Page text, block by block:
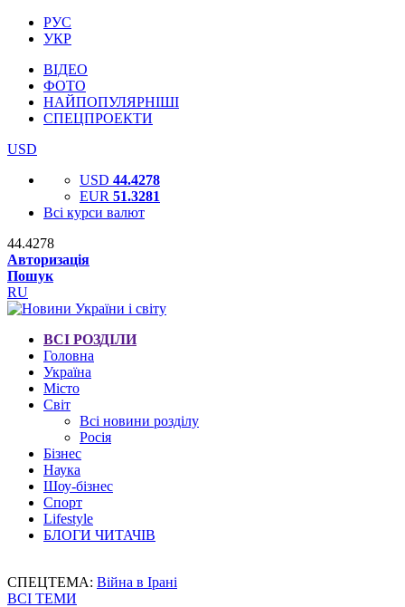
РУС
УКР
ВІДЕО
ФОТО
НАЙПОПУЛЯРНІШІ
СПЕЦПРОЕКТИ
USD
USD 44.4278
EUR 51.3281
Всі курси валют
44.4278
Авторизація
Пошук
RU
ВСІ РОЗДІЛИ
Головна
Україна
Місто
Світ
Всі новини розділу
Росія
Бізнес
Наука
Шоу-бізнес
Спорт
Lifestyle
БЛОГИ ЧИТАЧІВ
СПЕЦТЕМА: Війна в Ірані
ВСІ ТЕМИ